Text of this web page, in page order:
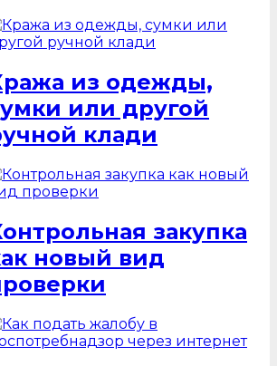
из одежды,
или другой
клади
закупка
новый вид